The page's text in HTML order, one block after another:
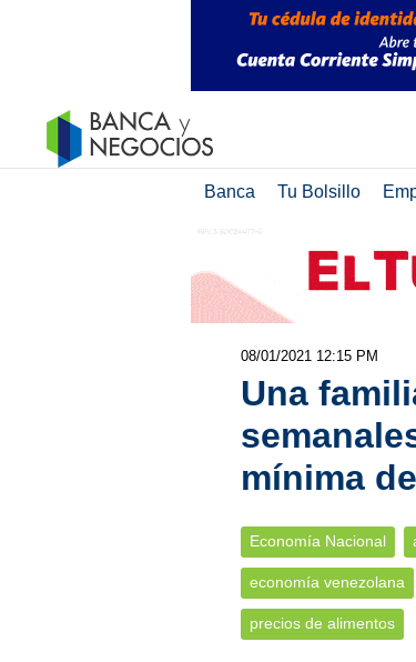
Banca Tu Bolsillo
08/01/2021 12:15 PM
Una
mínima
Economía Nacional
economía venezolana
precios de alimentos